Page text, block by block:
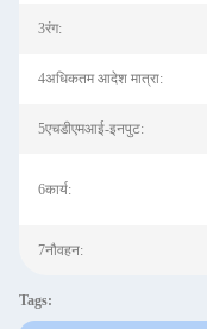
3रंग:
4अधिकतम आदेश मात्रा:
5एचडीएमआई-इनपुट:
6कार्य:
7नौवहन:
Tags: